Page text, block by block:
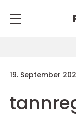
19. September